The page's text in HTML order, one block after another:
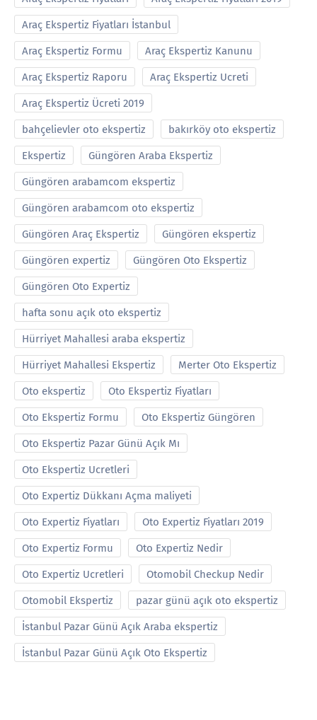
Araç Ekspertiz Fiyatları İstanbul
Araç Ekspertiz Formu Araç Ekspertiz Kanunu
Araç Ekspertiz Raporu Araç Ekspertiz Ucreti
Araç Ekspertiz Ücreti 2019
bahçelievler oto ekspertiz bakırköy oto ekspertiz
Ekspertiz Güngören Araba Ekspertiz
Güngören arabamcom ekspertiz
Güngören arabamcom oto ekspertiz
Güngören Araç Ekspertiz Güngören ekspertiz
Güngören expertiz Güngören Oto Ekspertiz
Güngören Oto Expertiz
hafta sonu açık oto ekspertiz
Hürriyet Mahallesi araba ekspertiz
Hürriyet Mahallesi Ekspertiz Merter Oto Ekspertiz
Oto ekspertiz Oto Ekspertiz Fiyatları
Oto Ekspertiz Formu Oto Ekspertiz Güngören
Oto Ekspertiz Pazar Günü Açık Mı
Oto Ekspertiz Ucretleri
Oto Expertiz Dükkanı Açma maliyeti
Oto Expertiz Fiyatları Oto Expertiz Fiyatları 2019
Oto Expertiz Formu Oto Expertiz Nedir
Oto Expertiz Ucretleri Otomobil Checkup Nedir
Otomobil Ekspertiz pazar günü açık oto ekspertiz
İstanbul Pazar Günü Açık Araba ekspertiz
İstanbul Pazar Günü Açık Oto Ekspertiz